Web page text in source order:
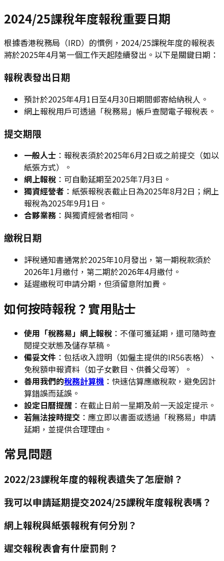
2024/25課稅年度報稅重要日期
根據香港稅務局（IRD）的慣例，2024/25課稅年度的報稅表
將於2025年4月第一個工作天起陸續發出。以下是關鍵日期：
報稅表發出日期
預計於2025年4月1日至4月30日期間郵寄給納稅人。
網上報稅用戶可透過「稅務易」帳戶查閱電子報稅表。
提交期限
一般人士 ：報稅表須於2025年6月2日或之前提交（如以
紙張方式）。
網上報稅 ：可自動延期至2025年7月3日。
獨資經營者 ：紙張報稅表截止日為2025年8月2日；網上
報稅為2025年9月1日。
合夥業務 ：與獨資經營者相同。
繳稅日期
評稅通知書通常於2025年10月發出，第一期稅款須於
2026年1月繳付，第二期於2026年4月繳付。
延遲繳稅可申請分期，但須留意附加費。
如何按時報稅？實用貼士
使用「稅務易」網上報稅 ：不僅可獲延期，還可隨時查
閱提交狀態及儲存草稿。
備妥文件 ：包括收入證明（如僱主提供的IR56表格）、
免稅額申報資料（如子女數目、供養父母等）。
善用我們的稅務計算機 ：快速估算應繳稅款，避免因計
算錯誤而延誤。
設定日曆提醒 ：在截止日前一星期及前一天設定提示。
若無法按時提交 ：應立即以書面或透過「稅務易」申請
延期，並提供合理理由。
常見問題
2022/23課稅年度的報稅表遺失了怎麼辦？
我可以申請延期提交2024/25課稅年度報稅表嗎？
網上報稅與紙張報稅有何分別？
遲交報稅表會有什麼罰則？